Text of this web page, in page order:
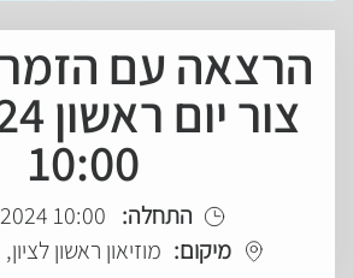
הרצאה עם
צור
10:00
התחלה: 10:00 22.09.2024
מיקום: מוזיאון ראשון